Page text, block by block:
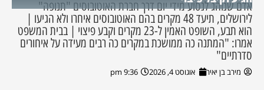
אדם שנוהג לנסוע מידי יום דרך חברת האוטובוסים "תנופה"
לירושלים, תיעד 48 מקרים בהם האוטובוסים איחרו ולא הגיעו |
הוא תבע, השופט האמין ל-23 מקרים וקבע פיצוי | בבית המשפט
אמרו: "המתנה כה ממושכת במקרים כה רבים מעידה על איחורים
סדרתיים"
מירב בן יאיר אוגוסט 4, 2026 9:36 pm